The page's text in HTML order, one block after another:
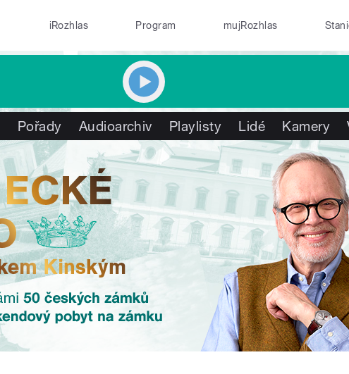
iRozhlas Program mujRozhlas
Pořady Audioarchiv Playlisty Lidé Kamery